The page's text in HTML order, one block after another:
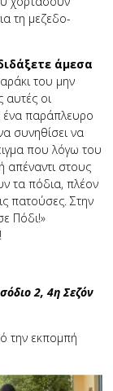
τη μεζεδο-
άμεσα
του μην
αυτές οι
παράπλευρο
συνηθίσει να
που λόγω του
απέναντι στους
τα πόδια, πλέον
πατούσες. Στην
Πόδι!»
2, 4η Σεζόν
την εκπομπή